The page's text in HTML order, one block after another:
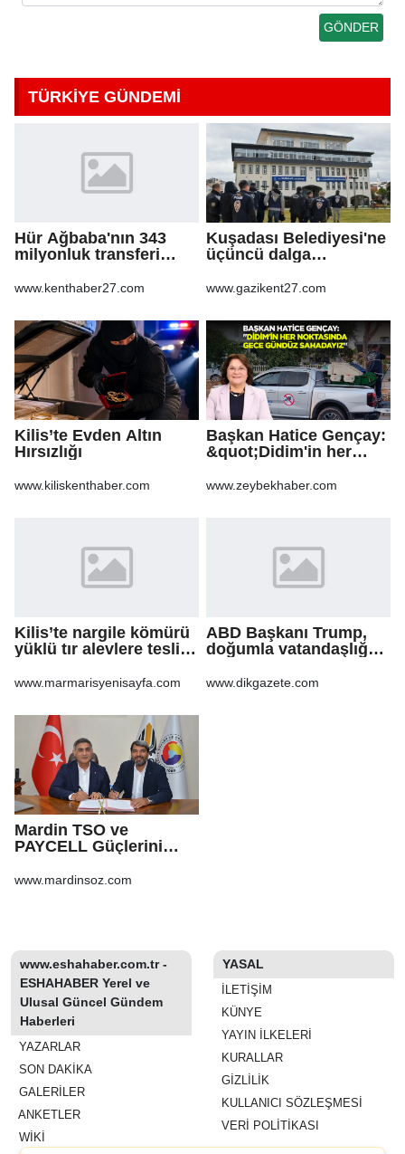
TÜRKİYE GÜNDEMİ
Hür Ağbaba'nın 343
milyonluk transferi
Ağbaba'ya milyonlar
www.kenthaber27.com
Kuşadası Belediyesi'ne
üçüncü dalga
www.gazikent27.com
Kilis’te Evden Altın
Hırsızlığı
www.kiliskenthaber.com
Başkan Hatice Gençay:
&quot;Didim'in her
gündüz
www.zeybekhaber.com
Kilis’te nargile kömürü
yüklü tır alevlere teslim
www.marmarisyenisayfa.com
ABD Başkanı Trump,
doğumla vatandaşlığa
genişleten
www.dikgazete.com
Mardin TSO ve
PAYCELL Güçlerini
www.mardinsoz.com
www.eshahaber.com.tr -
ESHAHABER Yerel ve
Ulusal Güncel Gündem
Haberleri
YAZARLAR
SON DAKİKA
GALERİLER
ANKETLER
WİKİ
YASAL
İLETIŞIM
KÜNYE
YAYIN İLKELERI
KURALLAR
GIZLILIK
KULLANICI SÖZLEŞMESI
VERI POLITIKASI